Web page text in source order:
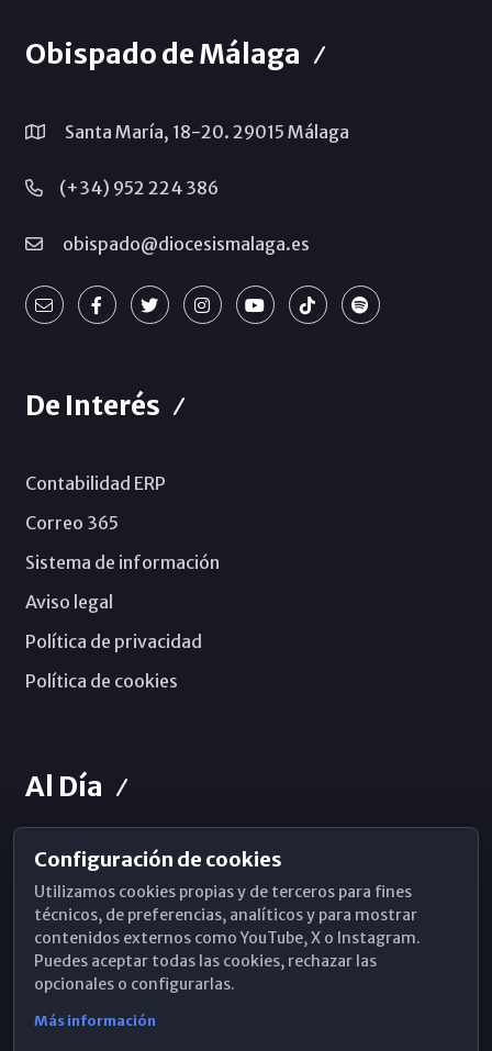
Obispado de Málaga
Santa María, 18-20. 29015 Málaga
(+34) 952 224 386
obispado@diocesismalaga.es
De Interés
Contabilidad ERP
Correo 365
Sistema de información
Aviso legal
Política de privacidad
Política de cookies
Al Día
Horarios de Misa
Hemeroteca
WhatsApp
Configuración de cookies
Utilizamos cookies propias y de terceros para fines
técnicos, de preferencias, analíticos y para mostrar
contenidos externos como YouTube, X o Instagram.
Puedes aceptar todas las cookies, rechazar las
opcionales o configurarlas.
Más información